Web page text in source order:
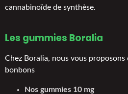
cannabinoïde de synthèse.
Les gummies Boralia
Chez Boralia, nous vous proposons
bonbons
Nos gummies 10 mg